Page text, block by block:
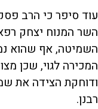
עוד סיפר כי הרב
השר המנוח יצחק
השמיטה, אף שהוא
המכירה לגוי, שכן
ודוחקת הצידה את
רבנן.